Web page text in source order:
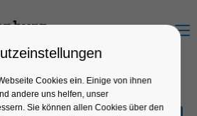
Menu
Cookies ein. Einige von ihnen
andere uns helfen, unser
Sie können allen Cookies über den